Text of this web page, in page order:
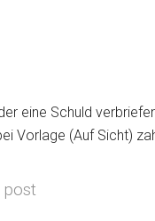
eine Schuld
Vorlage (Auf Sicht)
post